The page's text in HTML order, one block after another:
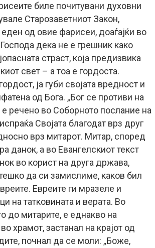
биле почитувани духовни
Старозаветниот Закон,
од овие фарисеи, доаѓајќи во
дека не е грешник како
страст, која предизвика
свет – а тоа е гордоста.
ја губи својата вредност и
од Бога. „Бог се противи на
речено во Соборното послание на
Својата благодат врз друг
врз митарот. Митар, според
данок, а во Евангелскиот текст
во корист на друга држава,
да си замислиме, каков бил
Евреите ги мразеле и
на татковината и верата. Во
до митарите, е еднакво на
храмот, застанал на крајот од
почнал да се моли: „Боже,